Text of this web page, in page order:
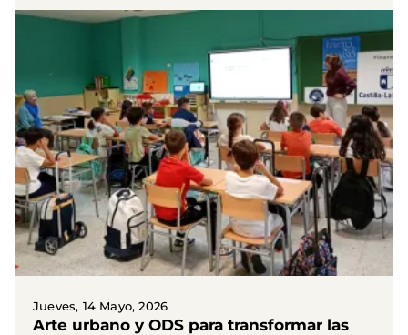
Jueves, 14 Mayo, 2026
Arte urbano y ODS para transformar las